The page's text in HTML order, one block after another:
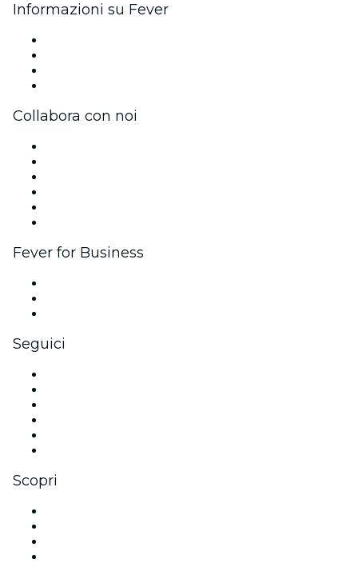
Informazioni su Fever
Collabora con noi
Fever for Business
Seguici
Scopri